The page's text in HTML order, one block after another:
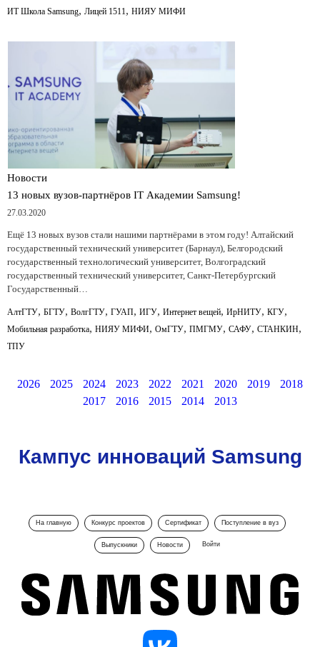
ИТ Школа Samsung, Лицей 1511 , НИЯУ МИФИ
Новости
13 новых вузов-партнёров IT Академии Samsung!
27.03.2020
Ещё 13 новых вузов стали нашими партнёрами в этом году! Алтайский
государственный технический университет (Барнаул), Белгородский
государственный технологический университет, Волгоградский
государственный технический университет, Санкт-Петербургский
Государственный…
АлтГТУ, БГТУ, ВолгГТУ, ГУАП, ИГУ, Интернет вещей, ИрНИТУ, КГУ,
Мобильная разработка, НИЯУ МИФИ, ОмГТУ, ПМГМУ, САФУ, СТАНКИН,
ТПУ
2026 2025 2024 2023 2022 2021 2020 2019
2018
2017
2016 2015 2014 2013
Кампус инноваций Samsung
На главную Конкурс проектов Сертификат Поступление в вуз
Выпускники Новости Войти